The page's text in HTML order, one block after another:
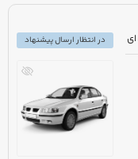
در انتظار ارسال پیشنهاد